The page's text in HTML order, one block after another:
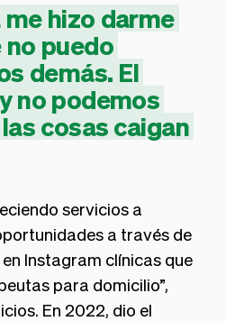
me hizo darme
no puedo
demás. El
ynopodemos
lascosascaigan
servicios a
a través de
Instagram clínicas que
para domicilio”,
En 2022, dio el